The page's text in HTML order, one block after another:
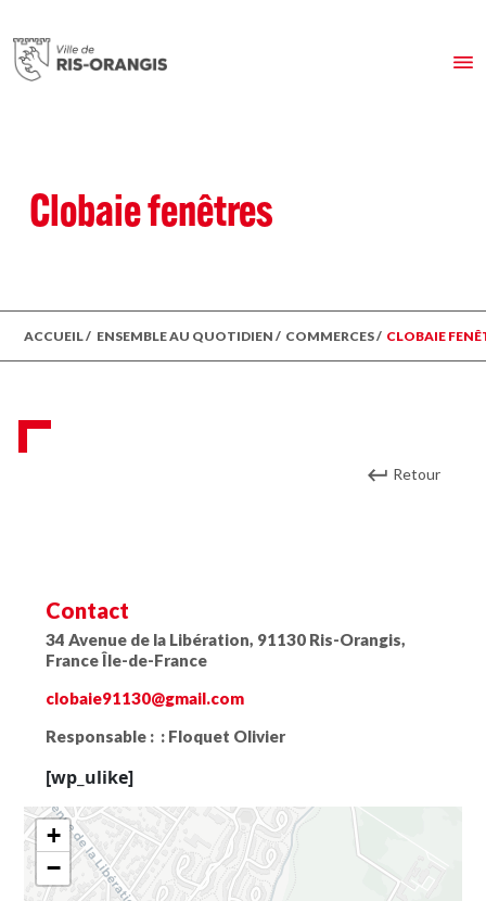
Clobaie fenêtres
ACCUEIL/ ENSEMBLE AU QUOTIDIEN / COMMERCES/ CLOBAIE
Retour
Contact
34 Avenue de la Libération, 91130 Ris-Orangis,
France Île-de-France
clobaie91130@gmail.com
Responsable : : Floquet Olivier
[wp_ulike]
+
−